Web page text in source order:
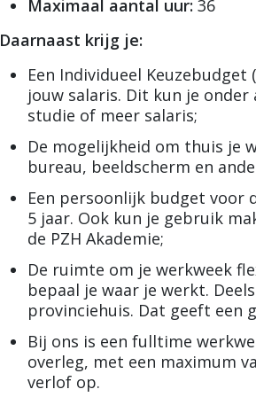
Maximaal aantal uur: 36
Daarnaast krijg je:
Een Individueel Keuzebudget
jouw salaris. Dit kun je
studie of meer salaris;
De mogelijkheid om thuis je
bureau, beeldscherm en
Een persoonlijk budget voor
5 jaar. Ook kun je gebruik
de PZH Akademie;
De ruimte om je werkweek
bepaal je waar je werkt.
provinciehuis. Dat geeft een
Bij ons is een fulltime
overleg, met een maximum
verlof op.